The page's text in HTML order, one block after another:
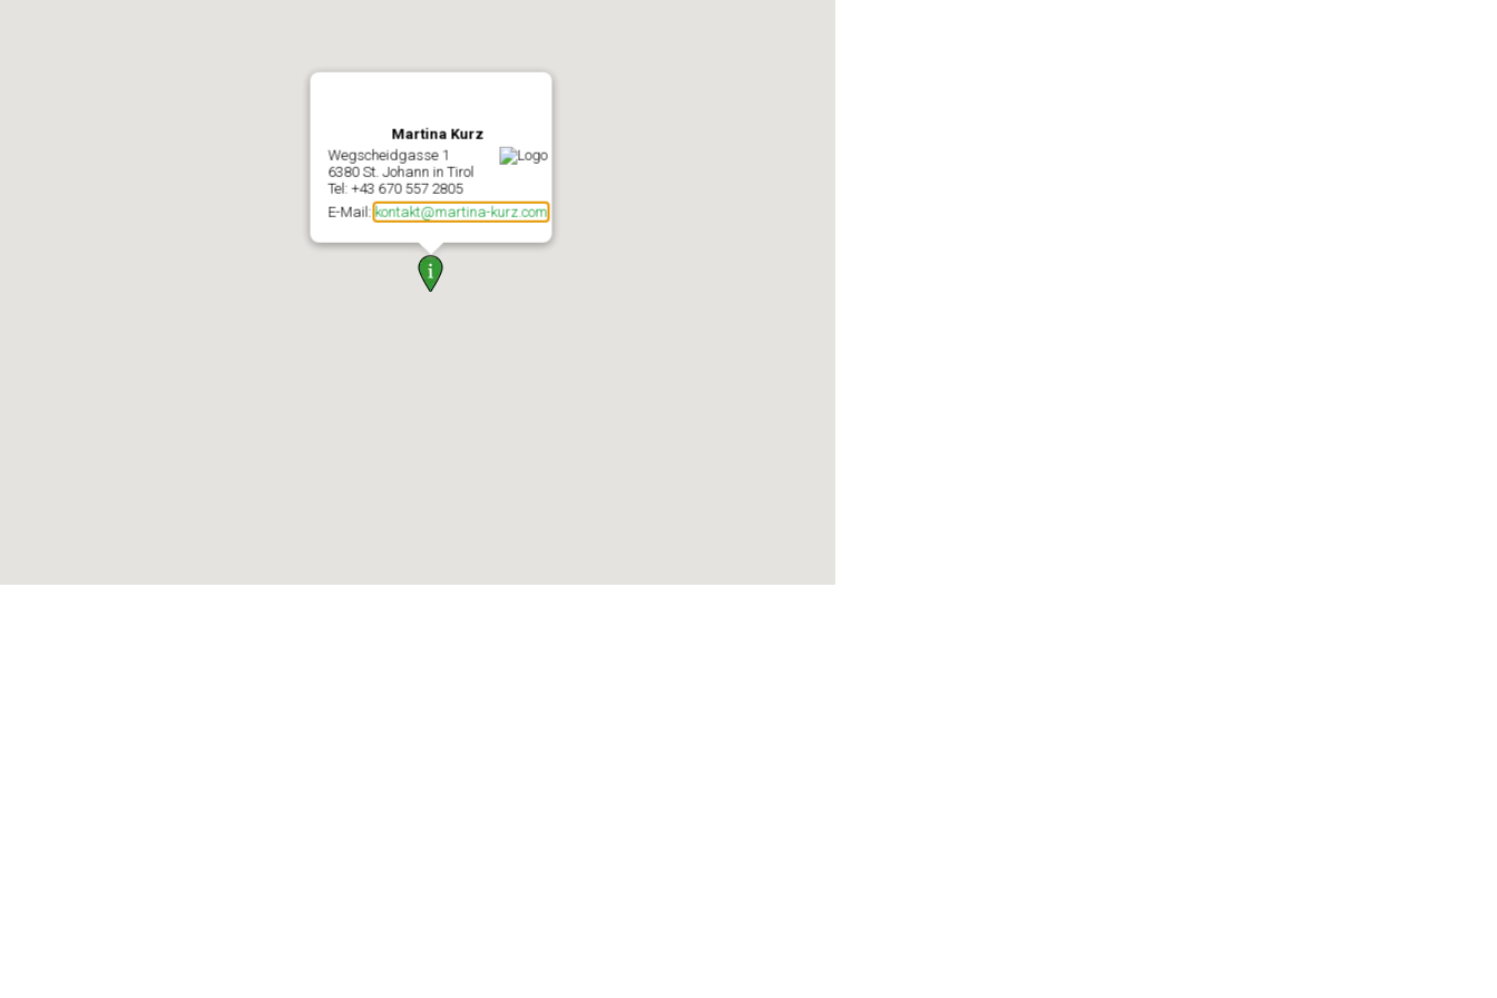
Martina Kurz
Wegscheidgasse 1
6380 St. Johann in Tirol
Tel: +43 670 557 2805
E-Mail: kontakt@martina-kurz.com